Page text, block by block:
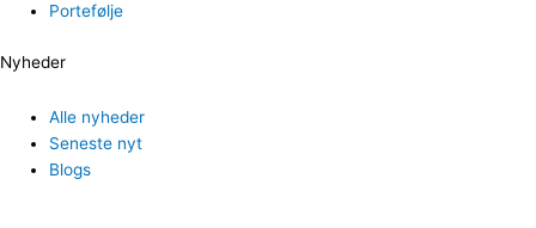
Portefølje
Nyheder
Alle nyheder
Seneste nyt
Blogs